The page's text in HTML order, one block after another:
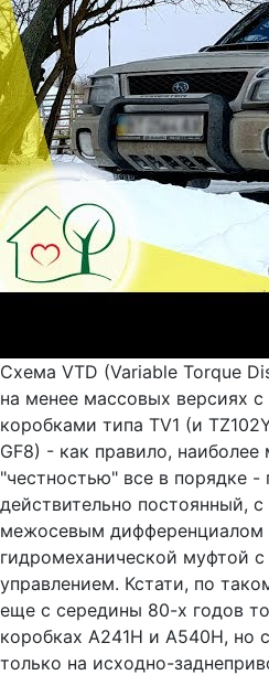
Схема VTD (Variable Torque
на менее массовых версиях
коробками типа TV1 (и
GF8) - как правило,
"честностью" все в порядке
действительно постоянный,
межосевым
гидромеханической муфтой
управлением. Кстати, по
еще с середины 80-х годов
коробках A241H и A540H, но
только на исходно-